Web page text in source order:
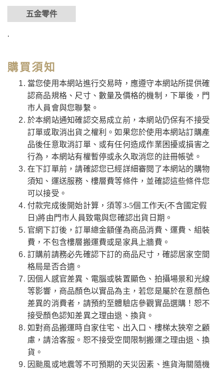
五金零件
.
購買須知
當您使用本網站進行交易時，應遵守本網站所提供確
認商品規格、尺寸、數量及價格的機制，下單後，門
市人員會與您聯繫。
於本網站通知確認交易成立前，本網站仍保有不接受
訂單或取消出貨之權利。如果您於使用本網站訂購產
品後任意取消訂單、或有任何造成作業困擾或損害之
行為，本網站有權暫停或永久取消您的註冊帳號。
在下訂單前，請確認您已經詳細審閱了本網站的購物
須知、運送服務、樓層費等條件，並確認這些條件您
可以接受。
付款完成後開始計算，須等3-5個工作天(不含國定假
日)將由門市人員致電與您確認出貨日期。
官網下訂後，訂單總金額僅為商品消費、運費、組裝
費，不包含樓層搬運費或是家具上牆費。
訂購前請務必先確認下訂的商品尺寸，確認居家空間
格局是否合適。
因個人感官差異、電腦或裝置顯色、拍攝場景和光線
等影響，商品顏色以實品為主，若您是屬於在意顏色
差異的消費者，請預約至體驗店參觀實品選購！恕不
接受顏色認知差異之理由退、換貨。
如對商品搬運時自家住宅、出入口、樓梯太狹窄之顧
慮，請洽客服。恕不接受空間限制搬運之理由退、換
貨。
因颱風或地震等不可預期的天災因素、進貨海關隨機